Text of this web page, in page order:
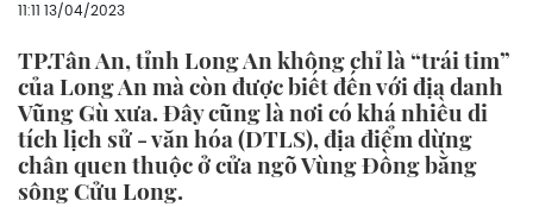
11:11 13/04/2023
TP.Tân An, tỉnh Long An không chỉ là “trái tim”
của Long An mà còn được biết đến với địa danh
Vũng Gù xưa. Đây cũng là nơi có khá nhiều di
tích lịch sử - văn hóa (DTLS), địa điểm dừng
chân quen thuộc ở cửa ngõ Vùng Đồng bằng
sông Cửu Long.